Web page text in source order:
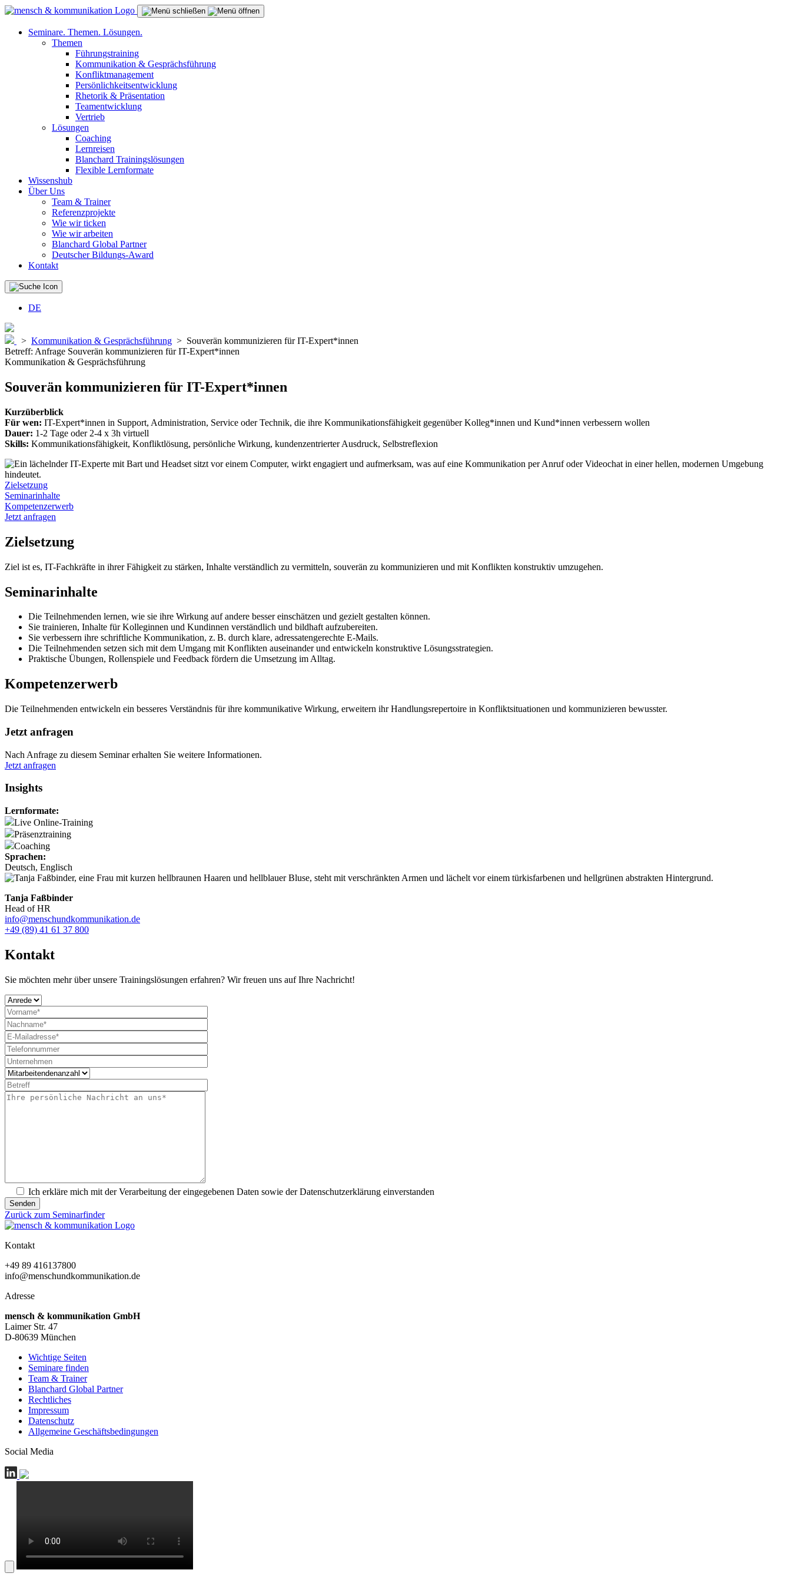
Seminare. Themen. Lösungen.
Themen
Führungstraining
Kommunikation & Gesprächsführung
Konfliktmanagement
Persönlichkeitsentwicklung
Rhetorik & Präsentation
Teamentwicklung
Vertrieb
Lösungen
Coaching
Lernreisen
Blanchard Trainingslösungen
Flexible Lernformate
Wissenshub
Über Uns
Team & Trainer
Referenzprojekte
Wie wir ticken
Wie wir arbeiten
Blanchard Global Partner
Deutscher Bildungs-Award
Kontakt
DE
> Kommunikation & Gesprächsführung > Souverän kommunizieren für IT-Expert*innen
Betreff: Anfrage Souverän kommunizieren für IT-Expert*innen
Kommunikation & Gesprächsführung
Souverän kommunizieren für IT-Expert*innen
Kurzüberblick
Für wen: IT-Expert*innen in Support, Administration, Service oder Technik, die ihre Kommunikationsfähigkeit gegenüber Kolleg*innen und Kund*innen verbessern wollen
Dauer: 1-2 Tage oder 2-4 x 3h virtuell
Skills: Kommunikationsfähigkeit, Konfliktlösung, persönliche Wirkung, kundenzentrierter Ausdruck, Selbstreflexion
Zielsetzung
Seminarinhalte
Kompetenzerwerb
Jetzt anfragen
Zielsetzung
Ziel ist es, IT-Fachkräfte in ihrer Fähigkeit zu stärken, Inhalte verständlich zu vermitteln, souverän zu kommunizieren und mit Konflikten konstruktiv umzugehen.
Seminarinhalte
Die Teilnehmenden lernen, wie sie ihre Wirkung auf andere besser einschätzen und gezielt gestalten können.
Sie trainieren, Inhalte für Kolleginnen und Kundinnen verständlich und bildhaft aufzubereiten.
Sie verbessern ihre schriftliche Kommunikation, z. B. durch klare, adressatengerechte E-Mails.
Die Teilnehmenden setzen sich mit dem Umgang mit Konflikten auseinander und entwickeln konstruktive Lösungsstrategien.
Praktische Übungen, Rollenspiele und Feedback fördern die Umsetzung im Alltag.
Kompetenzerwerb
Die Teilnehmenden entwickeln ein besseres Verständnis für ihre kommunikative Wirkung, erweitern ihr Handlungsrepertoire in Konfliktsituationen und kommunizieren bewusster.
Jetzt anfragen
Nach Anfrage zu diesem Seminar erhalten Sie weitere Informationen.
Jetzt anfragen
Insights
Lernformate:
Live Online-Training
Präsenztraining
Coaching
Sprachen:
Deutsch, Englisch
Tanja Faßbinder
Head of HR
info@menschundkommunikation.de
+49 (89) 41 61 37 800
Kontakt
Sie möchten mehr über unsere Trainingslösungen erfahren? Wir freuen uns auf Ihre Nachricht!
Ich erkläre mich mit der Verarbeitung der eingegebenen Daten sowie der Datenschutzerklärung einverstanden
Senden
Zurück zum Seminarfinder
Kontakt
+49 89 416137800
info@menschundkommunikation.de
Adresse
mensch & kommunikation GmbH
Laimer Str. 47
D-80639 München
Wichtige Seiten
Seminare finden
Team & Trainer
Blanchard Global Partner
Rechtliches
Impressum
Datenschutz
Allgemeine Geschäftsbedingungen
Social Media